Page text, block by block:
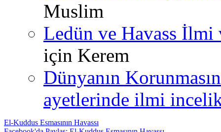
Muslim
Ledün ve Havass İlmi
için Kerem
Dünyanın
ayetlerinde ilmi
El-Kuddus Esmasının Havassı